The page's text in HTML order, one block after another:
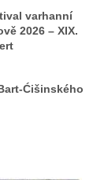
varhanní
2026 – XIX.
Ćišinského